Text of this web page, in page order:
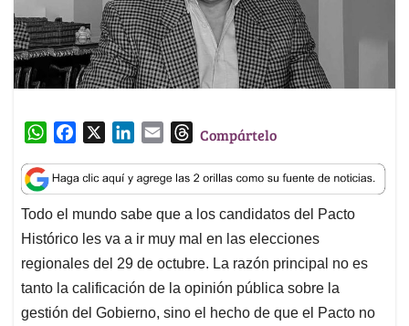
W
a
t
s
A
p
p
c
e
b
o
o
k
n
k
e
d
I
n
a
i
l
T
r
e
a
d
s
Compártelo
Todo el mundo sabe que a los candidatos del Pacto
Histórico les va a ir muy mal en las elecciones
regionales del 29 de octubre. La razón principal no es
tanto la calificación de la opinión pública sobre la
gestión del Gobierno, sino el hecho de que el Pacto no